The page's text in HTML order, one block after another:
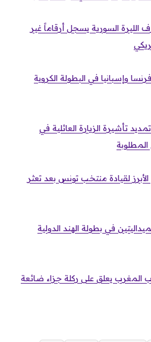
السورية يسجل أرقاماً غير
وإسبانيا في البطولة الكروية
تأشيرة الزيارة العائلية في
لقيادة منتخب تونس بعد تعثر
في بطولة الهند الدولية
المغرب يعلق على ركلة جزاء ضائعة